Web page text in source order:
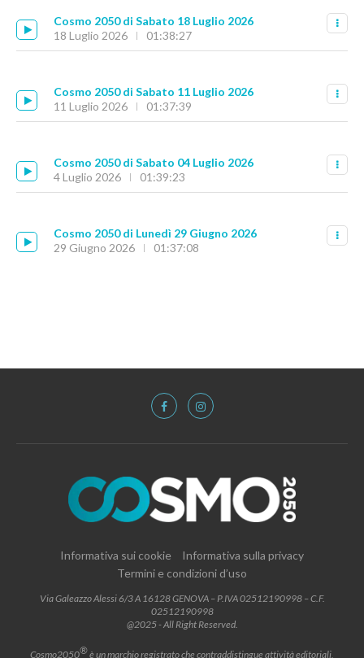
Cosmo 2050 di Sabato 18 Luglio 2026
18 Luglio 2026
01:38:27
Cosmo 2050 di Sabato 11 Luglio 2026
11 Luglio 2026
01:37:39
Cosmo 2050 di Sabato 04 Luglio 2026
4 Luglio 2026
01:39:23
Cosmo 2050 di Lunedì 29 Giugno 2026
29 Giugno 2026
01:37:08
Informativa sui cookie
Informativa sulla privacy
Termini e condizioni d’uso
Via Galeazzo Alessi 6/3 A 16128 GENOVA – P.IVA 02512190998 – C.F.
02512190998
@2025 - All Right Reserved.
Cosmo2050®è un marchio registrato che contraddistingue attività editoriali,